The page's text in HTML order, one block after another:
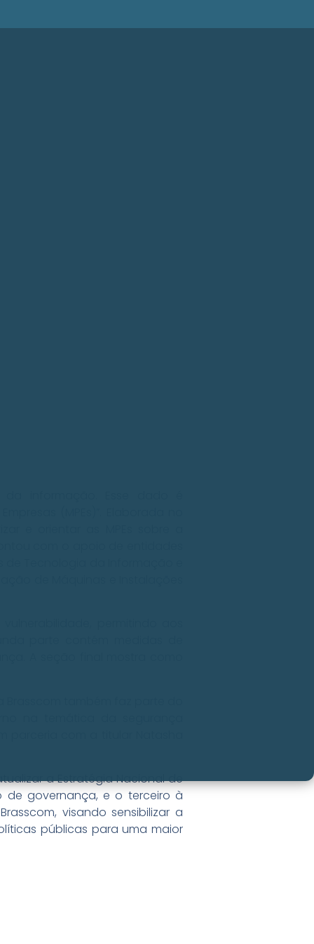
informação. Esse dado é
e orientar as MPEs sobre a
com o apoio de entidades
de Máquinas e Instalações
permitindo aos
parte contém medidas de
A seção final mostra como
também faz parte do
na temática da segurança
parceria com a titular Natasha
a Estratégia Nacional de
de governança, e o terceiro à
visando sensibilizar a
públicas para uma maior